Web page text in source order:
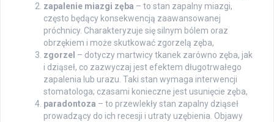
zapalenie miazgi zęba – to stan zapalny miazgi,
często będący konsekwencją zaawansowanej
próchnicy. Charakteryzuje się silnym bólem oraz
obrzękiem i może skutkować zgorzelą zęba,
zgorzel – dotyczy martwicy tkanek zarówno zęba, jak
i dziąseł, co zazwyczaj jest efektem długotrwałego
zapalenia lub urazu. Taki stan wymaga interwencji
stomatologa; czasami konieczne jest usunięcie zęba,
paradontoza – to przewlekły stan zapalny dziąseł
prowadzący do ich recesji i utraty uzębienia. Objawy